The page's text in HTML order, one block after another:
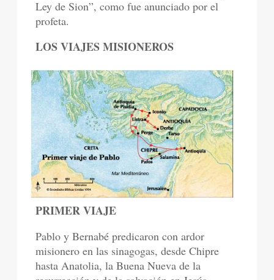
Ley de Sion”, como fue anunciado por el
profeta.
LOS VIAJES MISIONEROS
PRIMER VIAJE
Pablo y Bernabé predicaron con ardor
misionero en las sinagogas, desde Chipre
hasta Anatolia, la Buena Nueva de la